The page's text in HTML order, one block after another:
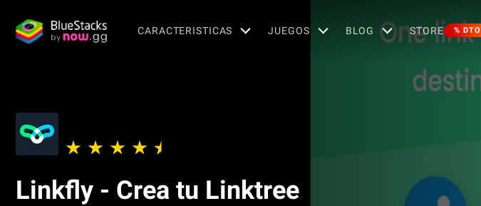
CARACTERISTICAS JUEGOS BLOG STORE % DTO
Linkfly - Crea tu Linktree